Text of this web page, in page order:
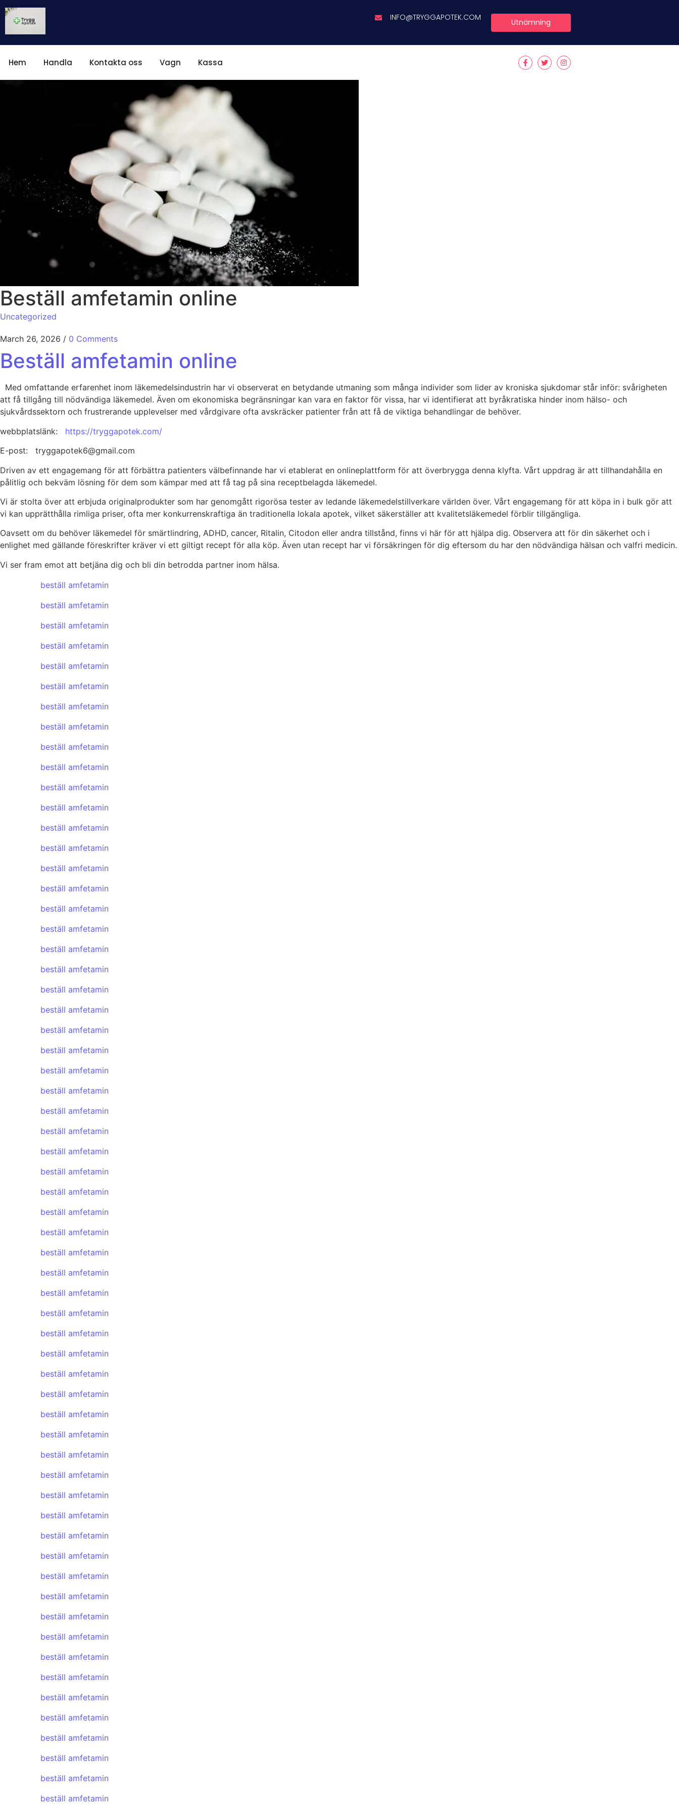
INFO@TRYGGAPOTEK.COM Utnämning
Hem Handla Kontakta oss Vagn Kassa
Beställ amfetamin online
Uncategorized
March 26, 2026 / 0 Comments
Beställ amfetamin online
Med omfattande erfarenhet inom läkemedelsindustrin har vi observerat en betydande utmaning som många individer som lider av kroniska sjukdomar står inför: svårigheten
att få tillgång till nödvändiga läkemedel. Även om ekonomiska begränsningar kan vara en faktor för vissa, har vi identifierat att byråkratiska hinder inom hälso- och
sjukvårdssektorn och frustrerande upplevelser med vårdgivare ofta avskräcker patienter från att få de viktiga behandlingar de behöver.
webbplatslänk: https://tryggapotek.com/
E-post: tryggapotek6@gmail.com
Driven av ett engagemang för att förbättra patienters välbefinnande har vi etablerat en onlineplattform för att överbrygga denna klyfta. Vårt uppdrag är att tillhandahålla en
pålitlig och bekväm lösning för dem som kämpar med att få tag på sina receptbelagda läkemedel.
Vi är stolta över att erbjuda originalprodukter som har genomgått rigorösa tester av ledande läkemedelstillverkare världen över. Vårt engagemang för att köpa in i bulk gör att
vi kan upprätthålla rimliga priser, ofta mer konkurrenskraftiga än traditionella lokala apotek, vilket säkerställer att kvalitetsläkemedel förblir tillgängliga.
Oavsett om du behöver läkemedel för smärtlindring, ADHD, cancer, Ritalin, Citodon eller andra tillstånd, finns vi här för att hjälpa dig. Observera att för din säkerhet och i
enlighet med gällande föreskrifter kräver vi ett giltigt recept för alla köp. Även utan recept har vi försäkringen för dig eftersom du har den nödvändiga hälsan och valfri medicin.
Vi ser fram emot att betjäna dig och bli din betrodda partner inom hälsa.
beställ amfetamin
beställ amfetamin
beställ amfetamin
beställ amfetamin
beställ amfetamin
beställ amfetamin
beställ amfetamin
beställ amfetamin
beställ amfetamin
beställ amfetamin
beställ amfetamin
beställ amfetamin
beställ amfetamin
beställ amfetamin
beställ amfetamin
beställ amfetamin
beställ amfetamin
beställ amfetamin
beställ amfetamin
beställ amfetamin
beställ amfetamin
beställ amfetamin
beställ amfetamin
beställ amfetamin
beställ amfetamin
beställ amfetamin
beställ amfetamin
beställ amfetamin
beställ amfetamin
beställ amfetamin
beställ amfetamin
beställ amfetamin
beställ amfetamin
beställ amfetamin
beställ amfetamin
beställ amfetamin
beställ amfetamin
beställ amfetamin
beställ amfetamin
beställ amfetamin
beställ amfetamin
beställ amfetamin
beställ amfetamin
beställ amfetamin
beställ amfetamin
beställ amfetamin
beställ amfetamin
beställ amfetamin
beställ amfetamin
beställ amfetamin
beställ amfetamin
beställ amfetamin
beställ amfetamin
beställ amfetamin
beställ amfetamin
beställ amfetamin
beställ amfetamin
beställ amfetamin
beställ amfetamin
beställ amfetamin
beställ amfetamin